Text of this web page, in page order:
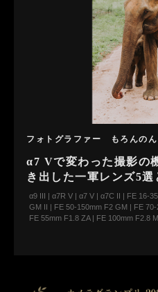
フォトグラファー もろんの
α7 Vで変わった撮影の
き出した一軍レンズ5選
α9 III | α7R V | α7 V | α7C II | FE 16-
GM II | FE 50-150mm F2 GM | FE
FE 55mm F1.8 ZA | FE 100mm F2.8